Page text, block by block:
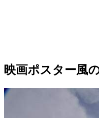
映画ポスター風